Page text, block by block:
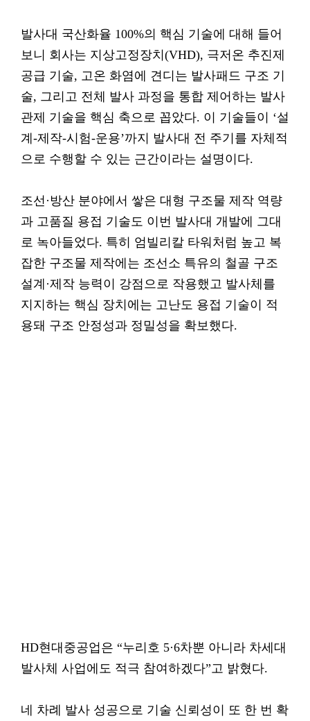
발사대 국산화율 100%의 핵심 기술에 대해 들어
보니 회사는 지상고정장치(VHD), 극저온 추진제
공급 기술, 고온 화염에 견디는 발사패드 구조 기
술, 그리고 전체 발사 과정을 통합 제어하는 발사
관제 기술을 핵심 축으로 꼽았다. 이 기술들이 ‘설
계-제작-시험-운용’까지 발사대 전 주기를 자체적
으로 수행할 수 있는 근간이라는 설명이다.
조선·방산 분야에서 쌓은 대형 구조물 제작 역량
과 고품질 용접 기술도 이번 발사대 개발에 그대
로 녹아들었다. 특히 엄빌리칼 타워처럼 높고 복
잡한 구조물 제작에는 조선소 특유의 철골 구조
설계·제작 능력이 강점으로 작용했고 발사체를
지지하는 핵심 장치에는 고난도 용접 기술이 적
용돼 구조 안정성과 정밀성을 확보했다.
HD현대중공업은 “누리호 5·6차뿐 아니라 차세대
발사체 사업에도 적극 참여하겠다”고 밝혔다.
네 차례 발사 성공으로 기술 신뢰성이 또 한 번 확